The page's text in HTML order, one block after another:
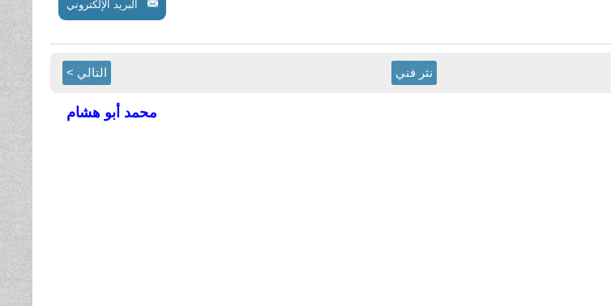
البريد الإلكتروني
نثر فني التالي >
محمد أبو هشام